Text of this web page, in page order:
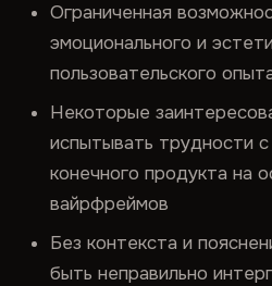
Ограниченная
эмоционального и
пользовательского
Некоторые
испытывать трудности с
конечного продукта на
вайрфреймов
Без контекста и
быть неправильно